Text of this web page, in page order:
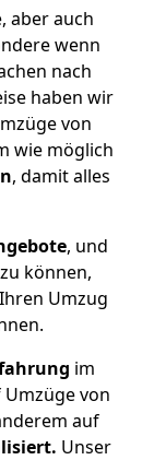
aber auch
wenn
nach
haben wir
von
wie möglich
, damit alles
, und
können,
Umzug
im
von
auf
Unser